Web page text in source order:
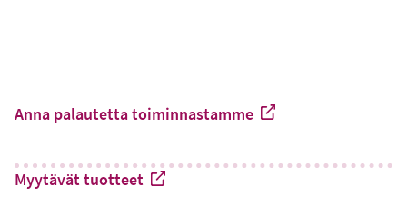
Anna palautetta toiminnastamme
Myytävät tuotteet